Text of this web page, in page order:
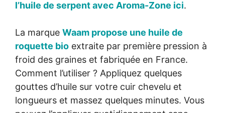
l’huile de serpent avec Aroma-Zone ici.
La marque Waam propose une huile de
roquette bio extraite par première pression à
froid des graines et fabriquée en France.
Comment l’utiliser ? Appliquez quelques
gouttes d’huile sur votre cuir chevelu et
longueurs et massez quelques minutes. Vous